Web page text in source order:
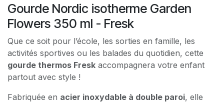
Gourde Nordic isotherme Garden
Flowers 350 ml - Fresk
Que ce soit pour l’école, les sorties en famille, les
activités sportives ou les balades du quotidien, cette
gourde thermos Fresk accompagnera votre enfant
partout avec style !
Fabriquée en acier inoxydable à double paroi, elle